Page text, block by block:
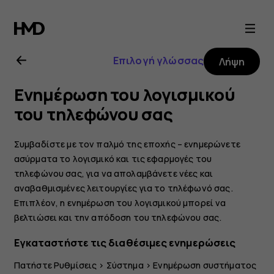
Οδηγίες
χρήσης
Nokia
2.1
Επιλογή γλώσσας Λήψη
Ενημέρωση του λογισμικού
του τηλεφώνου σας
Συμβαδίστε με τον παλμό της εποχής – ενημερώνετε
ασύρματα το λογισμικό και τις εφαρμογές του
τηλεφώνου σας, για να απολαμβάνετε νέες και
αναβαθμισμένες λειτουργίες για το τηλέφωνό σας.
Επιπλέον, η ενημέρωση του λογισμικού μπορεί να
βελτιώσει και την απόδοση του τηλεφώνου σας.
Εγκαταστήστε τις διαθέσιμες ενημερώσεις
ΠατήστεΡυθμίσεις > Σύστημα >Ενημέρωση συστήματος